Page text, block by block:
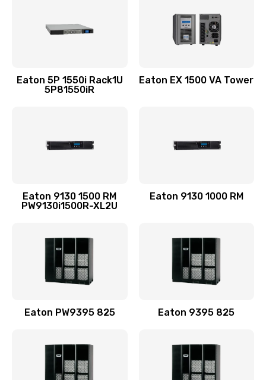
Eaton 5P 1550i Rack1U
5P81550iR
Eaton EX 1500 VA Tower
Eaton 9130 1500 RM
PW9130i1500R-XL2U
Eaton 9130 1000 RM
Eaton PW9395 825 Eaton 9395 825